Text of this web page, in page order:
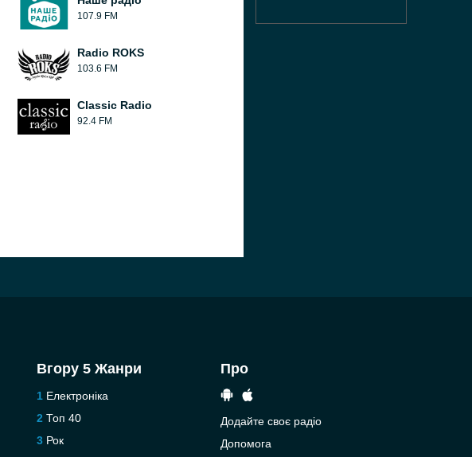
107.9 FM
Radio ROKS
103.6 FM
Classic Radio
92.4 FM
Вгору 5 Жанри
Електроніка
Топ 40
Рок
Про
Додайте своє радіо
Допомога